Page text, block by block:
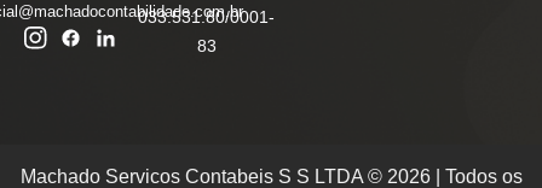
033.531.80/0001-
83
Machado Servicos Contabeis S S LTDA © 2026 | Todos os